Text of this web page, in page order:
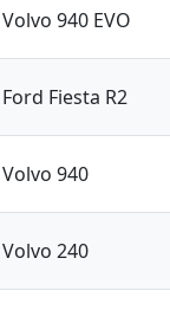
Volvo 940 EVO
Ford Fiesta R2
Volvo 940
Volvo 240